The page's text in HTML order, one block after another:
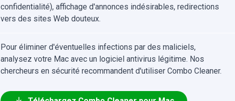
confidentialité), affichage d'annonces indésirables, redirections
vers des sites Web douteux.
Pour éliminer d'éventuelles infections par des maliciels,
analysez votre Mac avec un logiciel antivirus légitime. Nos
chercheurs en sécurité recommandent d'utiliser Combo Cleaner.